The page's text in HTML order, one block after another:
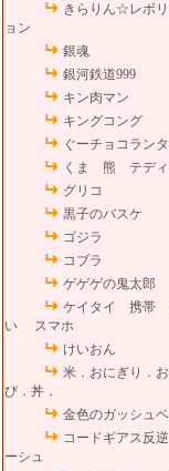
きらりん☆レボ
ョン
銀魂
銀河鉄道999
キン肉マン
キングコング
ぐーチョコラン
くま 熊 テディ
グリコ
黒子のバスケ
ゴジラ
コブラ
ゲゲゲの鬼太郎
ケイタイ 携帯
い スマホ
けいおん
米．おにぎり．
び．丼．
金色のガッシュ
コードギアス反
ーシュ